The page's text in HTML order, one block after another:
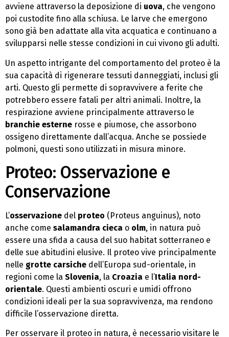
avviene attraverso la deposizione di uova, che vengono
poi custodite fino alla schiusa. Le larve che emergono
sono già ben adattate alla vita acquatica e continuano a
svilupparsi nelle stesse condizioni in cui vivono gli adulti.
Un aspetto intrigante del comportamento del proteo è la
sua capacità di rigenerare tessuti danneggiati, inclusi gli
arti. Questo gli permette di sopravvivere a ferite che
potrebbero essere fatali per altri animali. Inoltre, la
respirazione avviene principalmente attraverso le
branchie esterne rosse e piumose, che assorbono
ossigeno direttamente dall’acqua. Anche se possiede
polmoni, questi sono utilizzati in misura minore.
Proteo: Osservazione e
Conservazione
L’osservazione del proteo (Proteus anguinus), noto
anche come salamandra cieca o olm, in natura può
essere una sfida a causa del suo habitat sotterraneo e
delle sue abitudini elusive. Il proteo vive principalmente
nelle grotte carsiche dell’Europa sud-orientale, in
regioni come la Slovenia, la Croazia e l’Italia nord-
orientale. Questi ambienti oscuri e umidi offrono
condizioni ideali per la sua sopravvivenza, ma rendono
difficile l’osservazione diretta.
Per osservare il proteo in natura, è necessario visitare le